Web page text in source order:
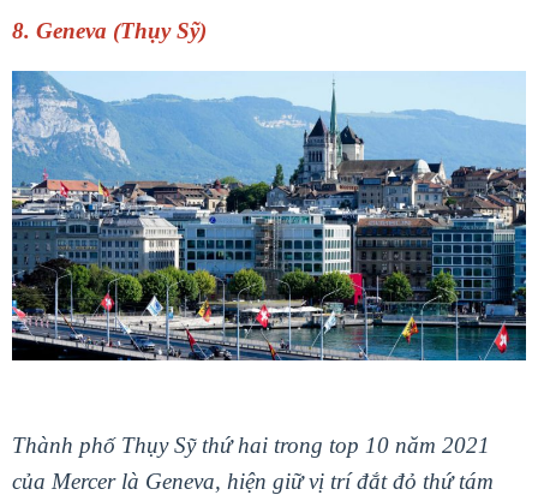
8. Geneva (Thụy Sỹ)
Thành phố Thụy Sỹ thứ hai trong top 10 năm 2021
của Mercer là Geneva, hiện giữ vị trí đắt đỏ thứ tám